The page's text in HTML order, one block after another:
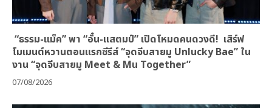
“ธรรม-แม็ค” พา “อั๋น-แสตมป์” เปิดโหมดคนดวงดี! เสิร์ฟ
โมเมนต์หวานตอนแรกซีรีส์ “จุดจีบสายมู Unlucky Bae” ใน
งาน “จุดจีบสายมู Meet & Mu Together”
07/08/2026